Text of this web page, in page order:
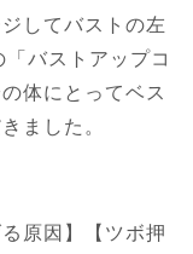
してバストの左
「バストアップコ
体にとってベス
ました。
原因】【ツボ押